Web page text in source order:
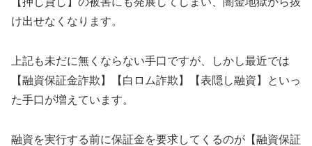
け出せなくなります。
上記も未だに無くならない手口ですが、しかし最近では
【融資保証金詐欺】【白ロム詐欺】【表隠し融資】といっ
た手口が増えています。
融資を実行する前に保証金を要求してくるのが【融資保証